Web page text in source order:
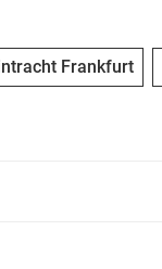
Frankfurt